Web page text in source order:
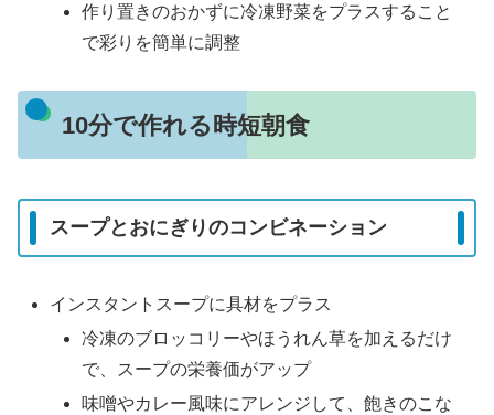
作り置きのおかずに冷凍野菜をプラスすること
で彩りを簡単に調整
10分で作れる時短朝食
スープとおにぎりのコンビネーション
インスタントスープに具材をプラス
冷凍のブロッコリーやほうれん草を加えるだけ
で、スープの栄養価がアップ
味噌やカレー風味にアレンジして、飽きのこな